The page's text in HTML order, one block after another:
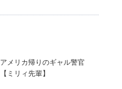
アメリカ帰りのギャル警官
【ミリィ先輩】